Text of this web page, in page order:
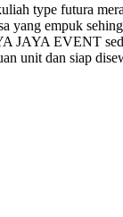
type futura
yang empuk
JAYA EVENT
unit dan siap